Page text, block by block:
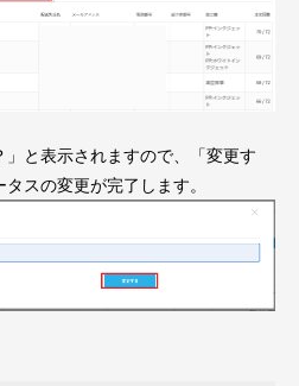
」と表示されますので、「変更す
スの変更が完了します。